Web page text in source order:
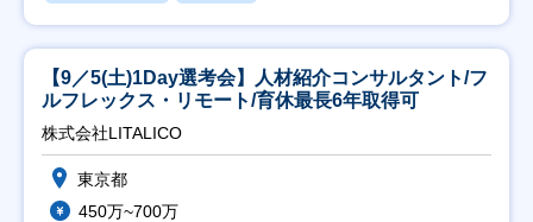
【9／5(土)1Day選考会】人材紹介コンサルタント/フ
ルフレックス・リモート/育休最長6年取得可
株式会社LITALICO
東京都
450万~700万